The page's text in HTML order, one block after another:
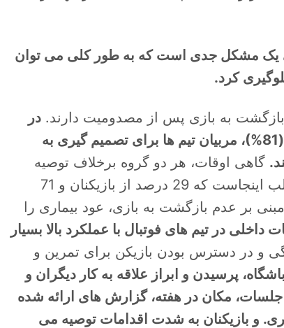
یک مشکل جدی است که به طور کلی می توان
کرد.
در
حالی که بازیکنان می خواهند به تنهایی تصمیم بگیرند (81%)، مربیان تیم ها برای تصمیم گیری به
گاهی اوقات، هر دو گروه برخلاف توصیه
پزشک تصمیم می گیرند (به ترتیب 64% و 87%). جالب اینجاست که 29 درصد از بازیکنان و 71
بر عدم بازگشت به بازی، عود بیماری را
داخلی در تیم های فوتبال با عملکرد بالا بسیار
و در دسترس بودن بازیکن برای تمرین و
پرسیدن و ابراز علاقه به کار دیگران و
مکان در هفته، گزارش های ارائه شده
و بازیکنان به شدت اقدامات توصیه می